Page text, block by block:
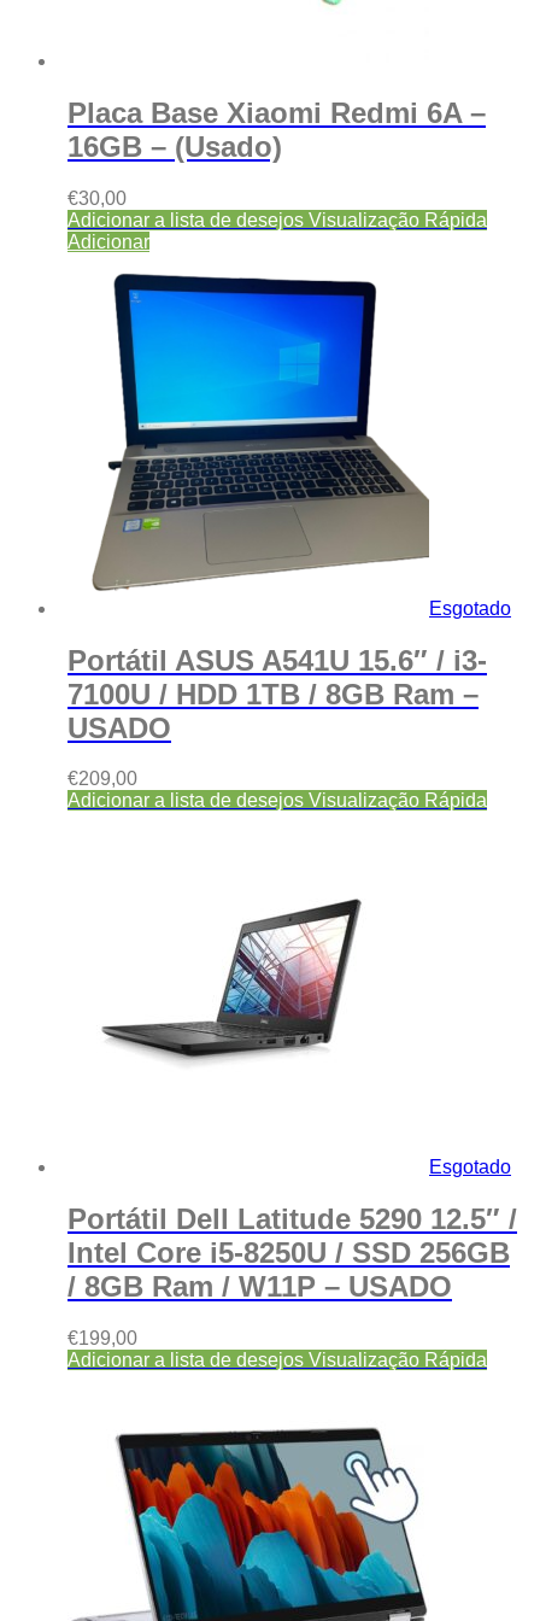
Placa Base Xiaomi Redmi 6A –
16GB – (Usado)
€30,00
Adicionar a lista de desejos Visualização Rápida
Adicionar
Esgotado
Portátil ASUS A541U 15.6″ / i3-
7100U / HDD 1TB / 8GB Ram –
USADO
€209,00
Adicionar a lista de desejos Visualização Rápida
Esgotado
Portátil Dell Latitude 5290 12.5″ /
Intel Core i5-8250U / SSD 256GB
/ 8GB Ram / W11P – USADO
€199,00
Adicionar a lista de desejos Visualização Rápida